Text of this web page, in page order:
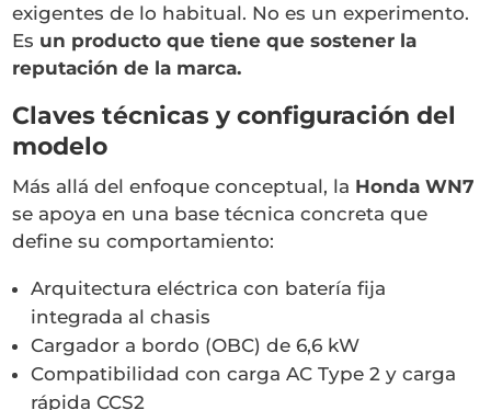
exigentes de lo habitual. No es un experimento.
Es un producto que tiene que sostener la
reputación de la marca.
Claves técnicas y configuración del
modelo
Más allá del enfoque conceptual, la Honda WN7
se apoya en una base técnica concreta que
define su comportamiento:
Arquitectura eléctrica con batería fija
integrada al chasis
Cargador a bordo (OBC) de 6,6 kW
Compatibilidad con carga AC Type 2 y carga
rápida CCS2